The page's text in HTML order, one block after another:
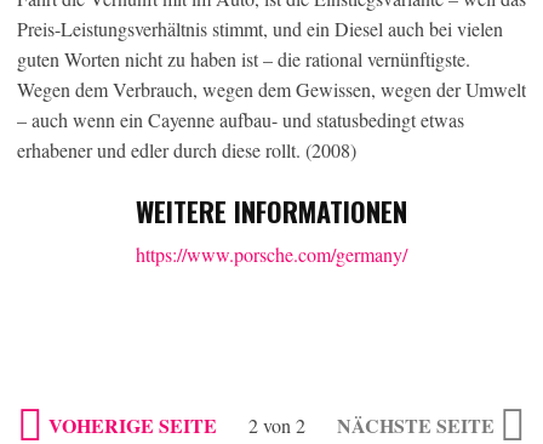
Preis-Leistungsverhältnis stimmt, und ein Diesel auch bei vielen
guten Worten nicht zu haben ist – die rational vernünftigste.
Wegen dem Verbrauch, wegen dem Gewissen, wegen der Umwelt
– auch wenn ein Cayenne aufbau- und statusbedingt etwas
erhabener und edler durch diese rollt. (2008)
WEITERE INFORMATIONEN
https://www.porsche.com/germany/
VOHERIGE SEITE 2 von 2 NÄCHSTE SEITE